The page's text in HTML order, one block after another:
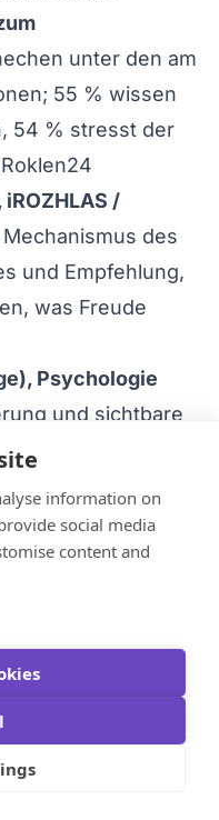
unter den am
55 % wissen
54 % stresst der
Roklen24
/
Mechanismus des
und Empfehlung,
was Freude
Psychologie
und sichtbare
des
British Columbia),
– „Fragen Sie
die Freude
Journal of
mehr
information on
social media
content and